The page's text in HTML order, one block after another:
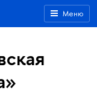
Меню